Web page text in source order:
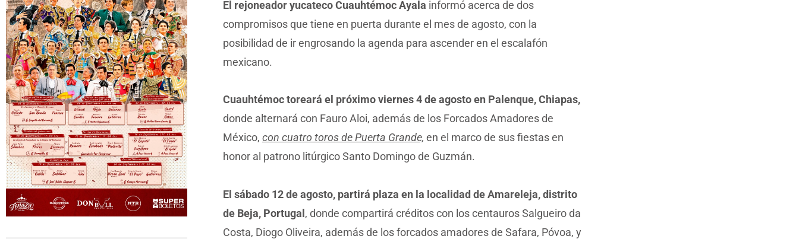
El rejoneador yucateco Cuauhtémoc Ayala informó acerca de dos
compromisos que tiene en puerta durante el mes de agosto, con la
posibilidad de ir engrosando la agenda para ascender en el escalafón
mexicano.
Cuauhtémoc toreará el próximo viernes 4 de agosto en Palenque, Chiapas,
donde alternará con Fauro Aloi, además de los Forcados Amadores de
México, con cuatro toros de Puerta Grande, en el marco de sus fiestas en
honor al patrono litúrgico Santo Domingo de Guzmán.
El sábado 12 de agosto, partirá plaza en la localidad de Amareleja, distrito
de Beja, Portugal, donde compartirá créditos con los centauros Salgueiro da
Costa, Diogo Oliveira, además de los forcados amadores de Safara, Póvoa, y